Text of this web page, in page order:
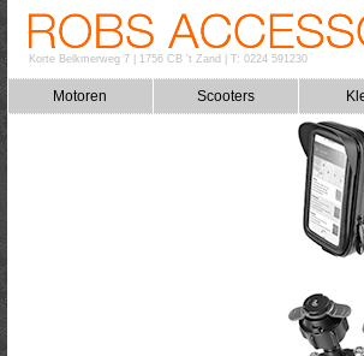
Korte Belkmerweg 7| 1756 CB 't Zand T: 0224 591230
Motoren Scooters